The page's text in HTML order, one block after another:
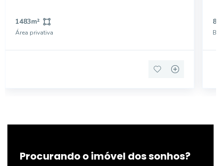
1483m²
Área privativa
8
Procurando o imóvel dos sonhos?